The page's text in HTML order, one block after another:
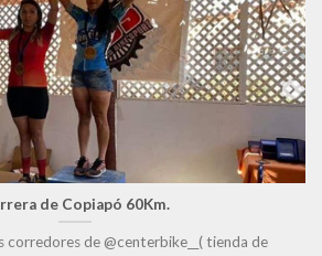
de Copiapó 60Km.
corredores de @centerbike__( tienda de